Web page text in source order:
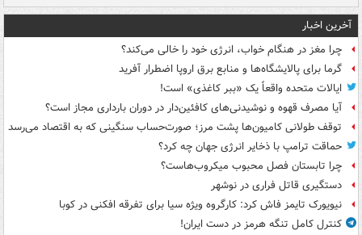
آخرین اخبار
چرا مغز در هنگام خواب، انرژی خود را خالی می‌کند؟
گرما برای پالایشگاه‌ها و منابع برق اروپا اضطرار آفرید
ایالات متحده واقعاً یک «ببر کاغذی» است!
آیا مصرف قهوه و نوشیدنی‌های کافئین‌دار در دوران بارداری مجاز است؟
توقف طولانی کامیون‌ها پشت مرز؛ صورت‌حساب سنگینی که به اقتصاد می‌رسد
حماقت ترامپ با ذخایر انرژی جهان چه کرد؟
چرا تابستان فصل محبوب میکروب‌هاست؟
دستگیری قاتل فراری در نوشهر
نیویورک تایمز فاش کرد: کارگروه ویژه سیا برای تفرقه افکنی در کوبا
کنترل کامل تنگه هرمز در دست ایران!